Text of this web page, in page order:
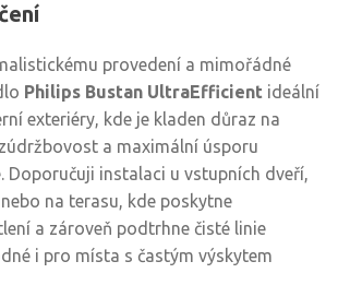
provedení a mimořádné
Philips Bustan UltraEfficient ideální
exteriéry, kde je kladen důraz na
a maximální úsporu
Doporučuji instalaci u vstupních dveří,
na terasu, kde poskytne
a zároveň podtrhne čisté linie
i pro místa s častým výskytem